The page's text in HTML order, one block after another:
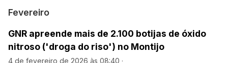
Fevereiro
GNR apreende mais de 2.100 botijas de óxido
nitroso ('droga do riso') no Montijo
4 de fevereiro de 2026 às 08:40 ·